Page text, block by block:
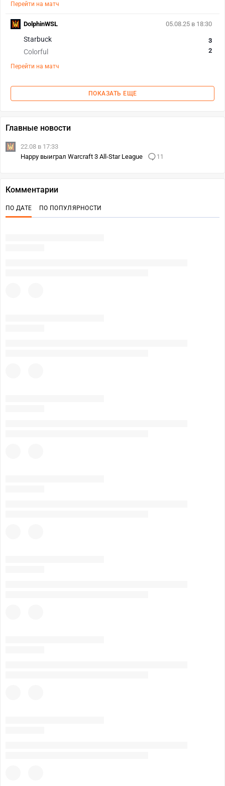
Перейти на матч
05.08.25 в 18:30
Starbuck
Colorful
3
2
Перейти на матч
DolphinWSL
ПОКАЗАТЬ ЕЩЕ
Главные новости
22.08 в 17:33
Happy выиграл Warcraft 3 All-Star League
11
Комментарии
ПО ДАТЕ ПО ПОПУЛЯРНОСТИ